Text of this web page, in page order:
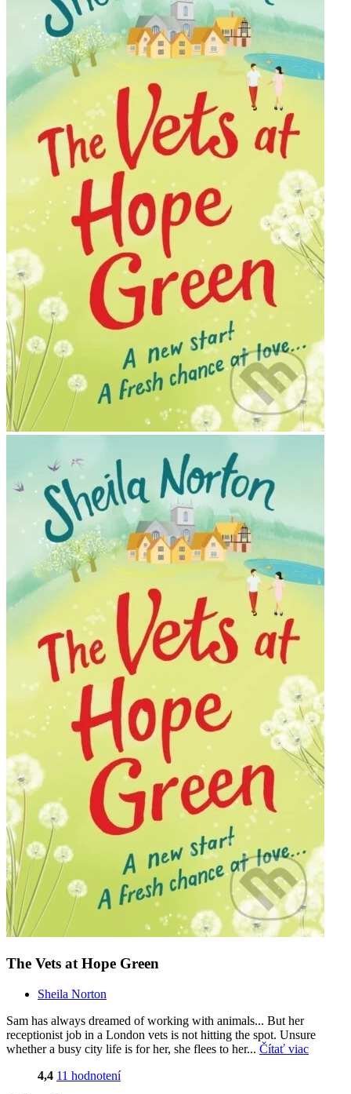
The Vets at Hope Green
Sheila Norton
Sam has always dreamed of working with animals... But her
receptionist job in a London vets is not hitting the spot. Unsure
whether a busy city life is for her, she flees to her... Čítať viac
4,4 11 hodnotení